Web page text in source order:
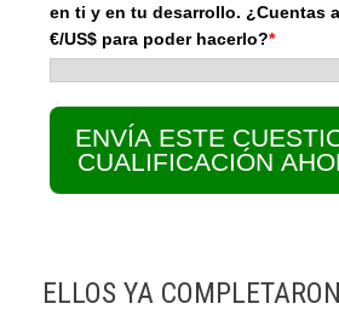
en ti y en tu desarrollo. ¿Cuentas
€/US$ para poder hacerlo?*
ENVÍA ESTE
CUALIFICACIÓN
ELLOS YA